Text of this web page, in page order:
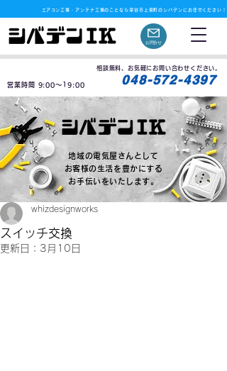
​エアコン工事・アンテナ工事のことなら深谷市上柴町のシバデンにお任せください！
048-572-4397
営業時間 9:00〜19:00
相談無料、お気軽にお問い合わせください。
お問合せ
地域の電気屋さんとして
お客様の生活を豊かにする
お手伝いをいたします。
スイッチ交換
whizdesignworks
更新日： 3月10日